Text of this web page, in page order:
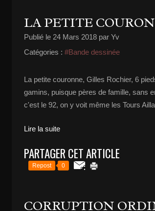
LA PETITE
Publié le 24 Mars 2018 par Yv
Catégories : #Bande dessinée
La petite couronne, Gilles Rochier, 6
gamins, puisque pères de famille, sans
c'est le 92, on y voit même les Tours
Lire la suite
PARTAGER CET ARTICLE
Repost 0
CORRUPTION